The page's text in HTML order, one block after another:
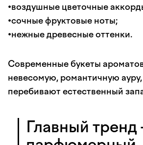
•воздушные цветочные
•сочные фруктовые ноты;
•нежные древесные оттенки.
Современные букеты
невесомую, романтичную
перебивают естественный
Главный